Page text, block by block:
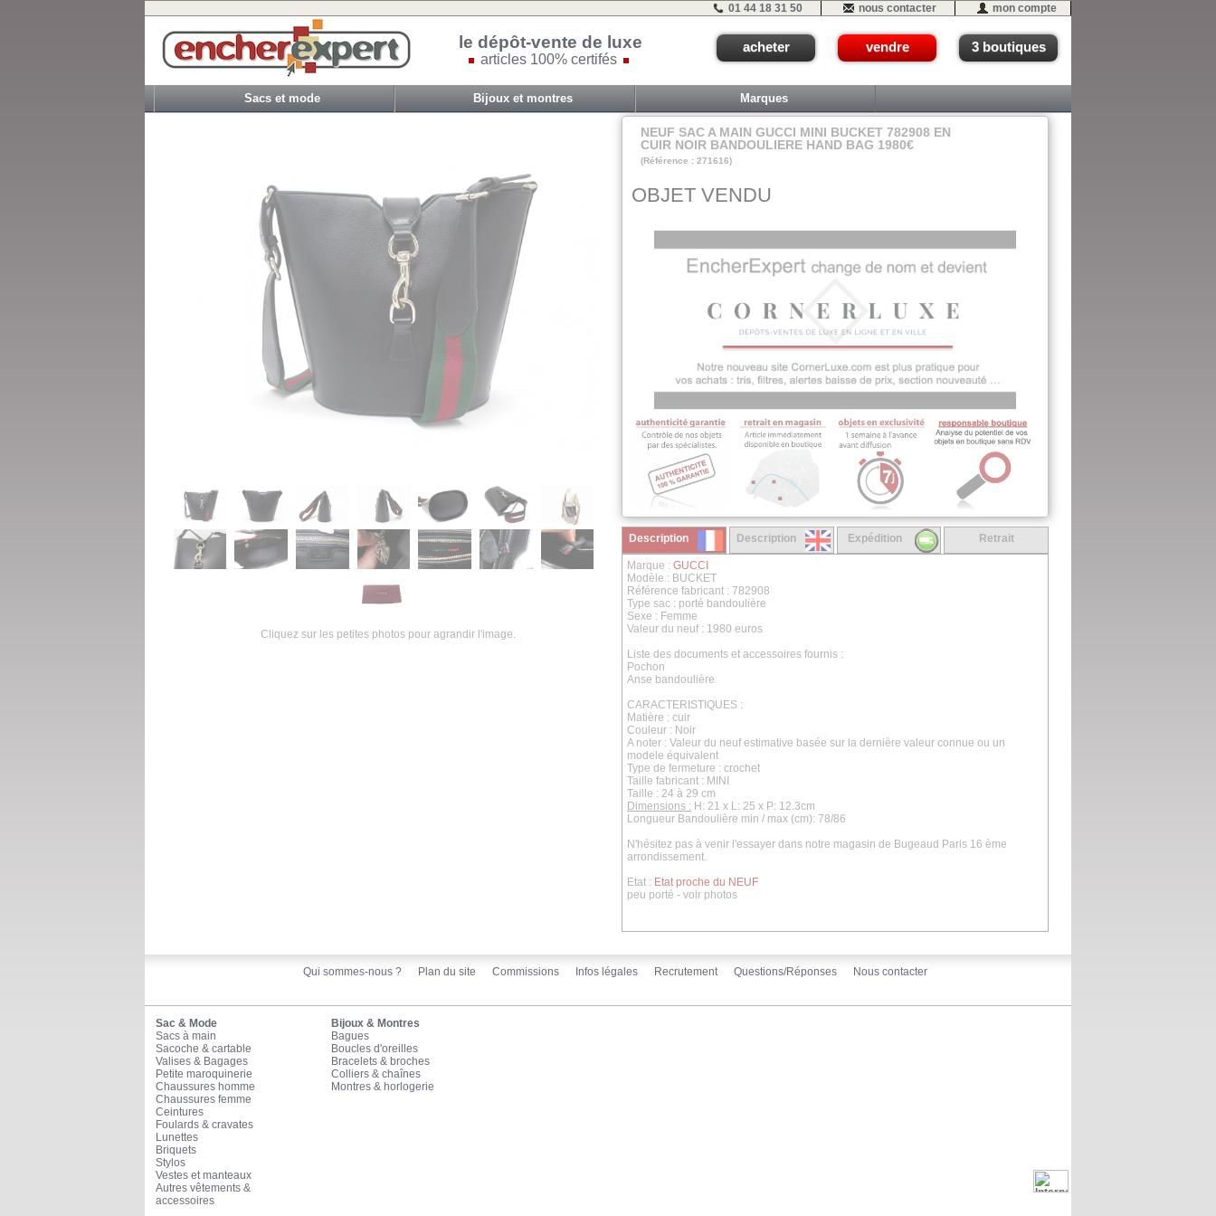
01 44 18 31 50 nous contacter mon compte
le dépôt-vente de luxe
articles 100% certifés
acheter vendre 3 boutiques
Sacs et mode Bijoux et montres Marques
Cliquez sur les petites photos pour agrandir l'image.
NEUF SAC A MAIN GUCCI MINI BUCKET 782908 EN
CUIR NOIR BANDOULIERE HAND BAG 1980€
(Référence : 271616)
OBJET VENDU
Description Description Expédition Retrait
Marque : GUCCI
Modèle : BUCKET
Référence fabricant : 782908
Type sac : porté bandoulière
Sexe : Femme
Valeur du neuf : 1980 euros
Liste des documents et accessoires fournis :
Pochon
Anse bandoulière
CARACTERISTIQUES :
Matière : cuir
Couleur : Noir
A noter : Valeur du neuf estimative basée sur la dernière valeur connue ou un
modele équivalent
Type de fermeture : crochet
Taille fabricant : MINI
Taille : 24 à 29 cm
Dimensions : H: 21 x L: 25 x P: 12.3cm
Longueur Bandoulière min / max (cm): 78/86
N'hésitez pas à venir l'essayer dans notre magasin de Bugeaud Paris 16 ème
arrondissement.
Etat : Etat proche du NEUF
peu porté - voir photos
Qui sommes-nous ? Plan du site Commissions Infos légales Recrutement Questions/Réponses Nous contacter
Sac & Mode
Sacs à main
Sacoche & cartable
Valises & Bagages
Petite maroquinerie
Chaussures homme
Chaussures femme
Ceintures
Foulards & cravates
Lunettes
Briquets
Stylos
Vestes et manteaux
Autres vêtements &
accessoires
Bijoux & Montres
Bagues
Boucles d'oreilles
Bracelets & broches
Colliers & chaînes
Montres & horlogerie